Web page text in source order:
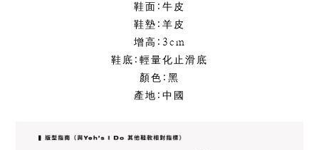
鞋面:牛皮
鞋墊:羊皮
增高:3cm
鞋底:輕量化止滑底
顏色:黑
產地:中國